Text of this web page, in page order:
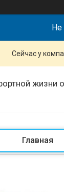
Не
Сейчас у
жизни
Главная